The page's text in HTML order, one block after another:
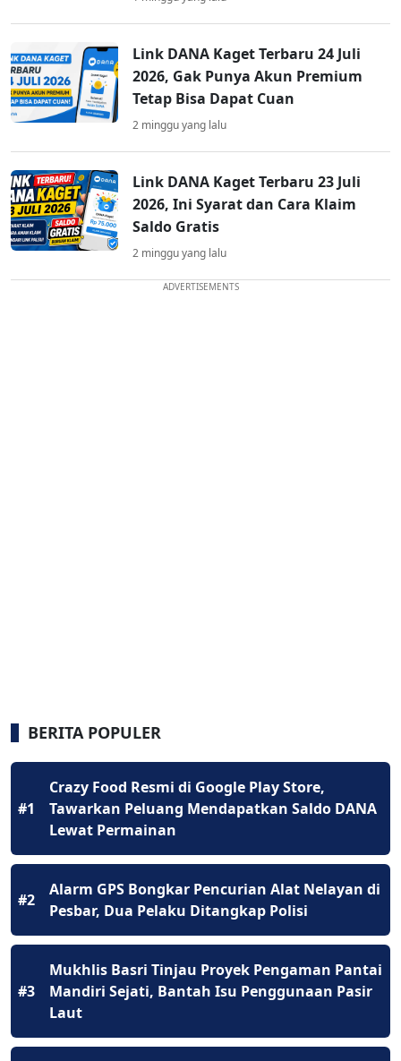
Link DANA Kaget Terbaru 24 Juli
2026, Gak Punya Akun Premium
Tetap Bisa Dapat Cuan
2 minggu yang lalu
Link DANA Kaget Terbaru 23 Juli
2026, Ini Syarat dan Cara Klaim
Saldo Gratis
2 minggu yang lalu
ADVERTISEMENTS
BERITA POPULER
#1
Crazy Food Resmi di Google Play Store,
Tawarkan Peluang Mendapatkan Saldo DANA
Lewat Permainan
#2
Alarm GPS Bongkar Pencurian Alat Nelayan di
Pesbar, Dua Pelaku Ditangkap Polisi
#3
Mukhlis Basri Tinjau Proyek Pengaman Pantai
Mandiri Sejati, Bantah Isu Penggunaan Pasir
Laut